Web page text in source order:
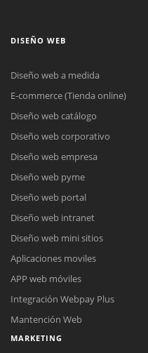
DISEÑO WEB
Diseño web a medida
E-commerce (Tienda online)
Diseño web catálogo
Diseño web corporativo
Diseño web empresa
Diseño web pyme
Diseño web portal
Diseño web intranet
Diseño web mini sitios
Aplicaciones moviles
APP web móviles
Integración Webpay Plus
Mantención Web
MARKETING